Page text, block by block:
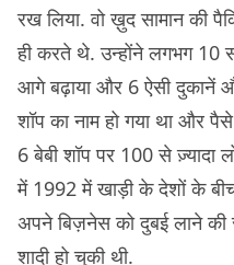
रख लिया. वो ख़ुद सामान की
ही करते थे. उन्होंने लगभग 10
आगे बढ़ाया और 6 ऐसी दुकानें
शॉप का नाम हो गया था और
6 बेबी शॉप पर 100 से ज़्यादा
में 1992 में खाड़ी के देशों के
अपने बिज़नेस को दुबई लाने
शादी हो चुकी थी.